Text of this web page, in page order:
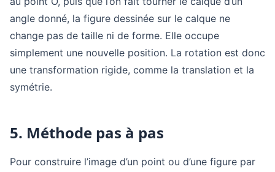
angle donné, la figure dessinée sur le calque ne
change pas de taille ni de forme. Elle occupe
simplement une nouvelle position. La rotation est donc
une transformation rigide, comme la translation et la
symétrie.
5. Méthode pas à pas
Pour construire l’image d’un point ou d’une figure par